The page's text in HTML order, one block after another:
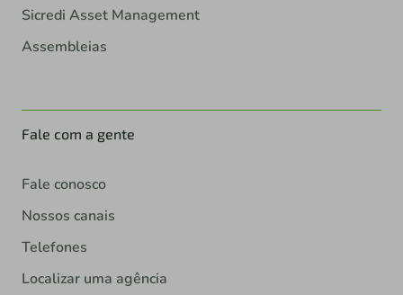
Sicredi Asset Management
Assembleias
Fale com a gente
Fale conosco
Nossos canais
Telefones
Localizar uma agência